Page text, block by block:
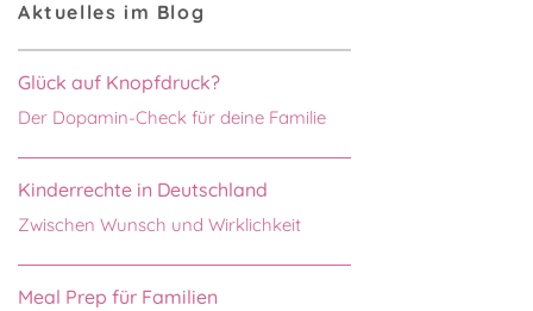
Aktuelles im Blog
Glück auf Knopfdruck?
Der Dopamin-Check für deine Familie
Kinderrechte in Deutschland
Zwischen Wunsch und Wirklichkeit
Meal Prep für Familien